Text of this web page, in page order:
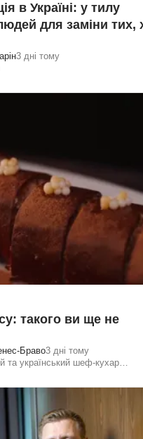
в Україні: у тилу
для заміни тих,
3 дні тому
такого ви ще не
Браво3 дні тому
та український шеф-кухар